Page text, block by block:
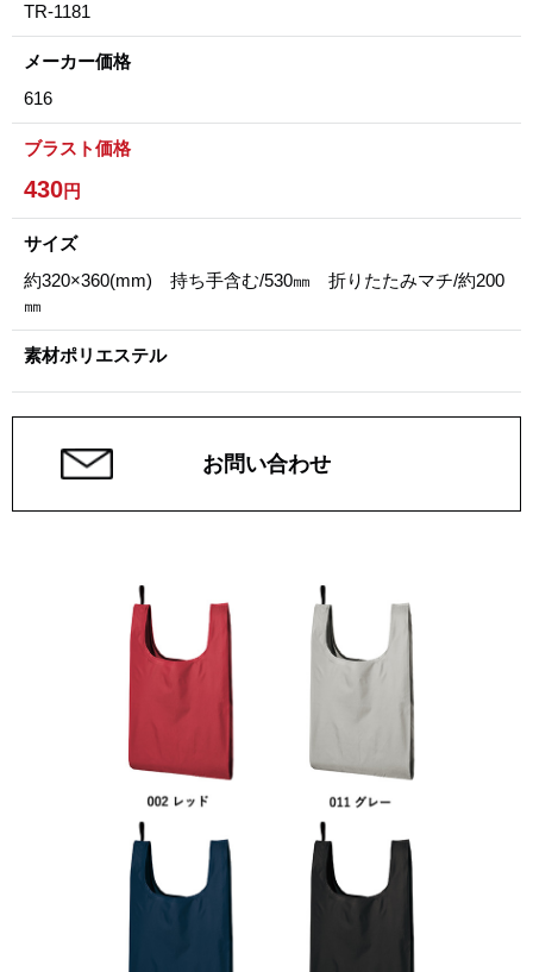
TR-1181
メーカー価格
616
ブラスト価格
430円
サイズ
約320×360(mm) 持ち手含む/530㎜ 折りたたみマチ/約200
㎜
素材ポリエステル
お問い合わせ